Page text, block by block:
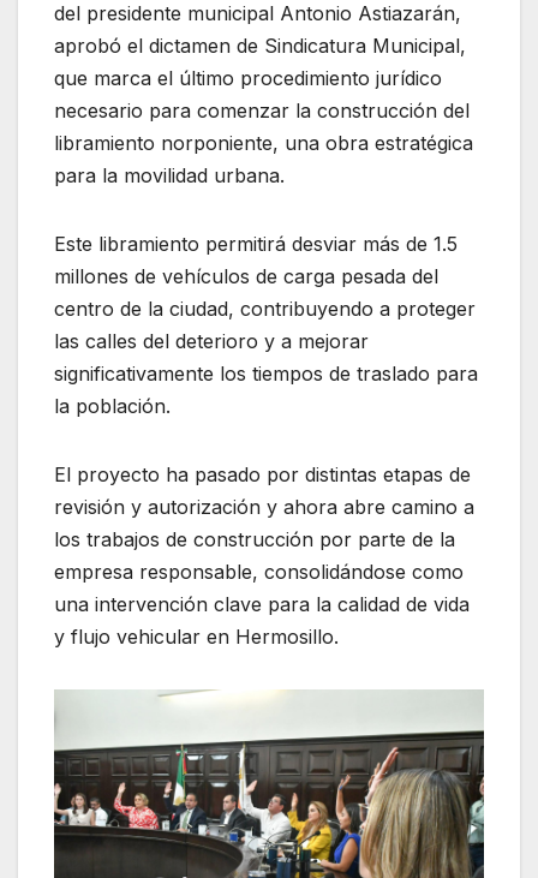
del presidente municipal Antonio Astiazarán,
aprobó el dictamen de Sindicatura Municipal,
que marca el último procedimiento jurídico
necesario para comenzar la construcción del
libramiento norponiente, una obra estratégica
para la movilidad urbana.
Este libramiento permitirá desviar más de 1.5
millones de vehículos de carga pesada del
centro de la ciudad, contribuyendo a proteger
las calles del deterioro y a mejorar
significativamente los tiempos de traslado para
la población.
El proyecto ha pasado por distintas etapas de
revisión y autorización y ahora abre camino a
los trabajos de construcción por parte de la
empresa responsable, consolidándose como
una intervención clave para la calidad de vida
y flujo vehicular en Hermosillo.